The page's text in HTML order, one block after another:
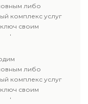
либо
комплекс услуг
своим
физических и
к каждому
либо
комплекс услуг
своим
физических и